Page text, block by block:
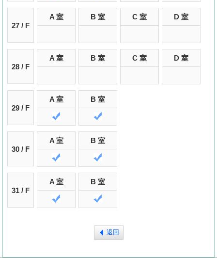
27 / F
A 室 B 室 C 室 D 室
28 / F
A 室 B 室 C 室 D 室
29 / F
A 室 B 室
30 / F
A 室 B 室
31 / F
A 室 B 室
返回